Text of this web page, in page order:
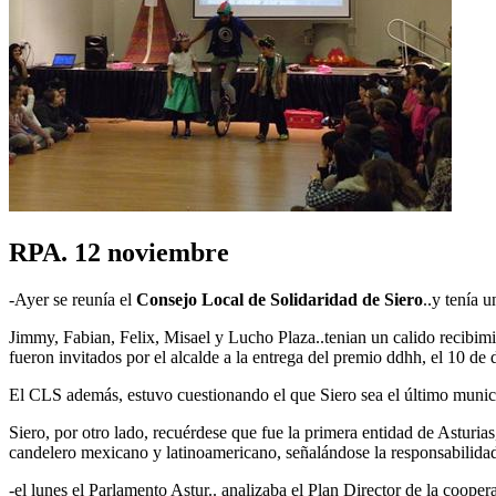
RPA. 12 noviembre
-Ayer se reunía el Consejo Local de Solidaridad de Siero..y tenía
Jimmy, Fabian, Felix, Misael y Lucho Plaza..tenian un calido
fueron invitados por el alcalde a la entrega del premio ddhh, el 10
El CLS además, estuvo cuestionando el que Siero sea el último
Siero, por otro lado, recuérdese que fue la primera entidad de
candelero mexicano y latinoamericano, señalándose la
-el lunes el Parlamento Astur.. analizaba el Plan Director de la